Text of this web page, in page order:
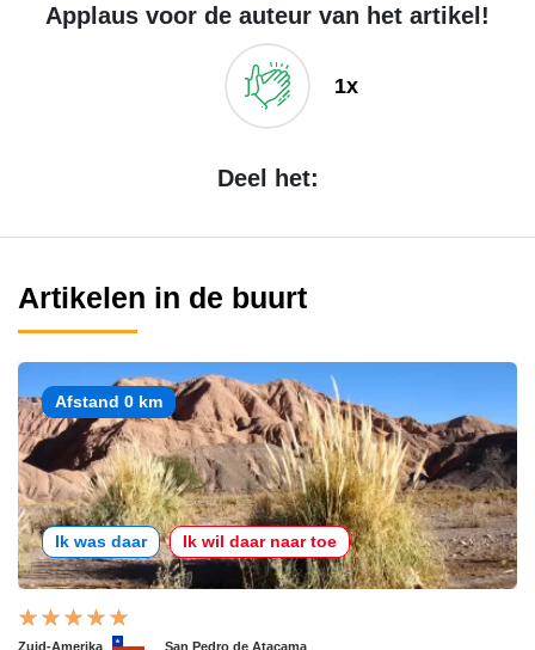
Applaus voor de auteur van het artikel!
1x
Deel het:
Artikelen in de buurt
Afstand 0 km
Ik was daar Ik wil daar naar toe
Zuid-Amerika San Pedro de Atacama